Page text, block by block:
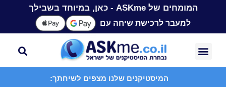
המומחים של ASKme - כאן, במיוחד בשבילך
למעבר לרכישת שיחה עם
המיסטיקנים שלנו מצפים לשיחתך: